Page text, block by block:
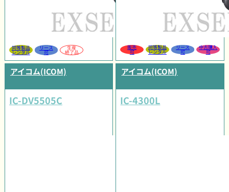
同等製品
レンタル
リース
可
生産
終了品
販売
可
同等製品
レンタル
リース
可
中古購入
可
アイコム(ICOM)
IC-DV5505C
アイコム(ICOM)
IC-4300L